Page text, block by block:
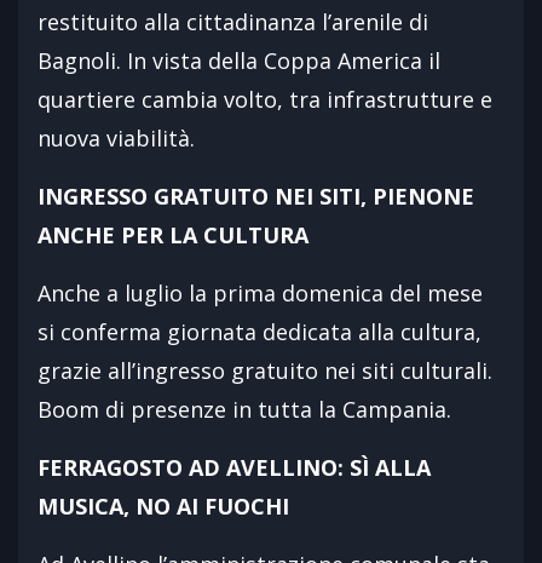
restituito alla cittadinanza l’arenile di
Bagnoli. In vista della Coppa America il
quartiere cambia volto, tra infrastrutture e
nuova viabilità.
INGRESSO GRATUITO NEI SITI, PIENONE
ANCHE PER LA CULTURA
Anche a luglio la prima domenica del mese
si conferma giornata dedicata alla cultura,
grazie all’ingresso gratuito nei siti culturali.
Boom di presenze in tutta la Campania.
FERRAGOSTO AD AVELLINO: SÌ ALLA
MUSICA, NO AI FUOCHI